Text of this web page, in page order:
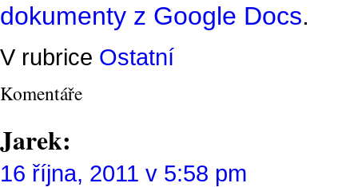
dokumenty z Google Docs.
V rubrice Ostatní
Komentáře
Jarek:
16 října, 2011 v 5:58 pm